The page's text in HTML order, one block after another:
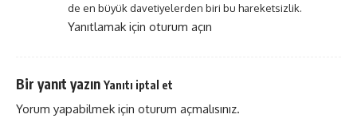
de en büyük davetiyelerden biri bu hareketsizlik.
Yanıtlamak için oturum açın
Bir yanıt yazın Yanıtı iptal et
Yorum yapabilmek için oturum açmalısınız.